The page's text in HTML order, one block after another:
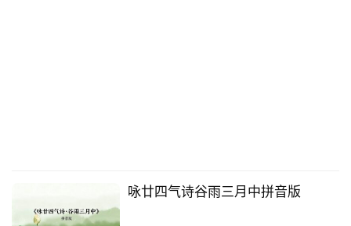
咏廿四气诗谷雨三月中拼音版